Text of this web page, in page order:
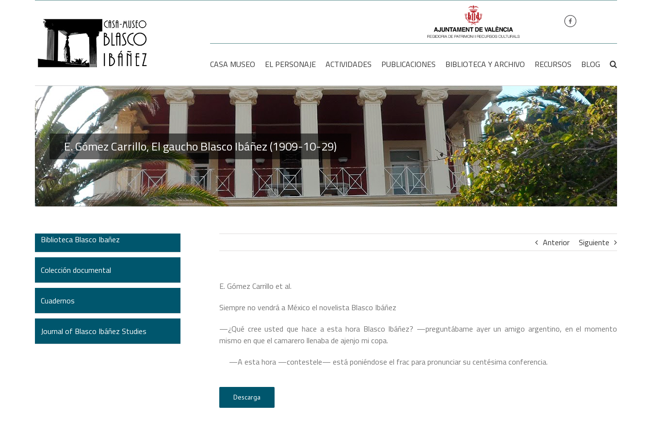
CASA MUSEO
EL PERSONAJE ACTIVIDADES PUBLICACIONES BIBLIOTECA Y ARCHIVO RECURSOS BLOG
E. Gómez Carrillo, El gaucho Blasco Ibáñez (1909-10-29)
Anterior Siguiente
E. Gómez Carrillo et al.
Siempre no vendrá a México el novelista Blasco Ibáñez
—¿Qué cree usted que hace a esta hora Blasco Ibáñez? —preguntábame ayer un amigo argentino, en el momento
mismo en que el camarero llenaba de ajenjo mi copa.
—A esta hora —contestele— está poniéndose el frac para pronunciar su centésima conferencia.
Descarga
Biblioteca Blasco Ibañez
Colección documental
Cuadernos
Journal of Blasco Ibáñez Studies